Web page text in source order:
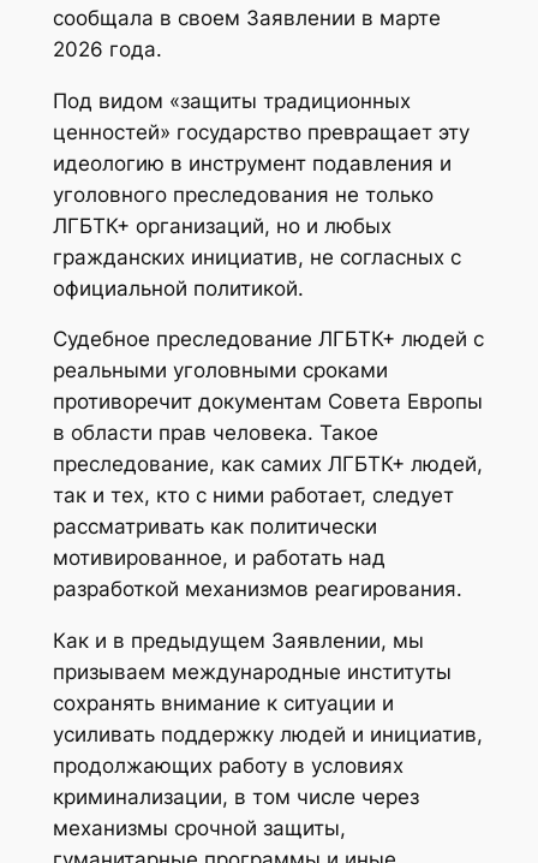
сообщала в своем Заявлении в марте
2026 года.
Под видом «защиты традиционных
ценностей» государство превращает эту
идеологию в инструмент подавления и
уголовного преследования не только
ЛГБТК+ организаций, но и любых
гражданских инициатив, не согласных с
официальной политикой.
Судебное преследование ЛГБТК+ людей с
реальными уголовными сроками
противоречит документам Совета Европы
в области прав человека. Такое
преследование, как самих ЛГБТК+ людей,
так и тех, кто с ними работает, следует
рассматривать как политически
мотивированное, и работать над
разработкой механизмов реагирования.
Как и в предыдущем Заявлении, мы
призываем международные институты
сохранять внимание к ситуации и
усиливать поддержку людей и инициатив,
продолжающих работу в условиях
криминализации, в том числе через
механизмы срочной защиты,